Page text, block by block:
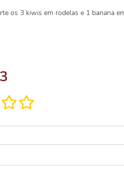
os 3 kiwis em rodelas e 1 banana
3